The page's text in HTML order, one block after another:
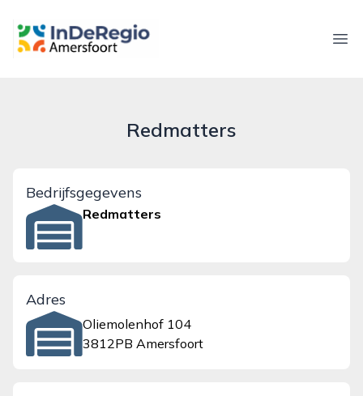
inderegioamersfoort.nl
Redmatters
Bedrijfsgegevens
Redmatters
Adres
Oliemolenhof 104
3812PB Amersfoort